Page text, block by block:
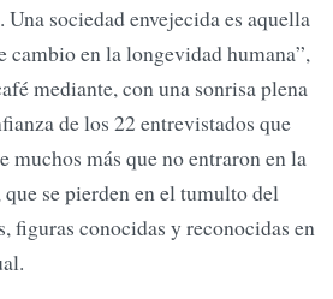
sociedad envejecida es aquella
cambio en la longevidad humana”,
mediante, con una sonrisa plena
de los 22 entrevistados que
muchos más que no entraron en la
se pierden en el tumulto del
figuras conocidas y reconocidas en